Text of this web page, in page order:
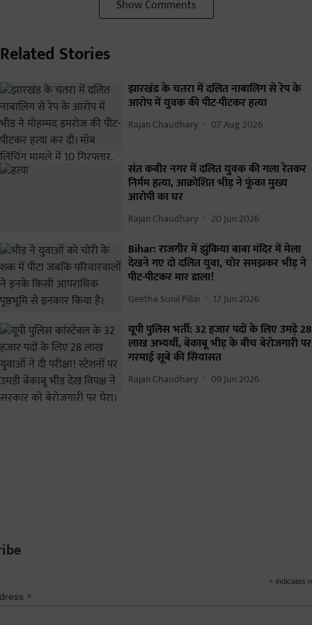
Show Comments
Related Stories
झारखंड के चतरा में दलित नाबालिग से रेप के
आरोप में युवक की पीट-पीटकर हत्या
Rajan Chaudhary 07 Aug 2026
संत कबीर नगर में दलित युवक की गला रेतकर
निर्मम हत्या, आक्रोशित भीड़ ने फूंका मुख्य
आरोपी का घर
Rajan Chaudhary 20 Jun 2026
Bihar: राजगीर में झुंकिया बाबा मंदिर में मेला
देखने गए दो दलित युवा, चोर समझकर भीड़ ने
पीट-पीटकर मार डाला!
Geetha Sunil Pillai 17 Jun 2026
यूपी पुलिस भर्ती: 32 हजार पदों के लिए उमड़े 28
लाख अभ्यर्थी, बेकाबू भीड़ के बीच बेरोजगारी पर
गरमाई सूबे की सियासत
Rajan Chaudhary 09 Jun 2026
* indicates
*